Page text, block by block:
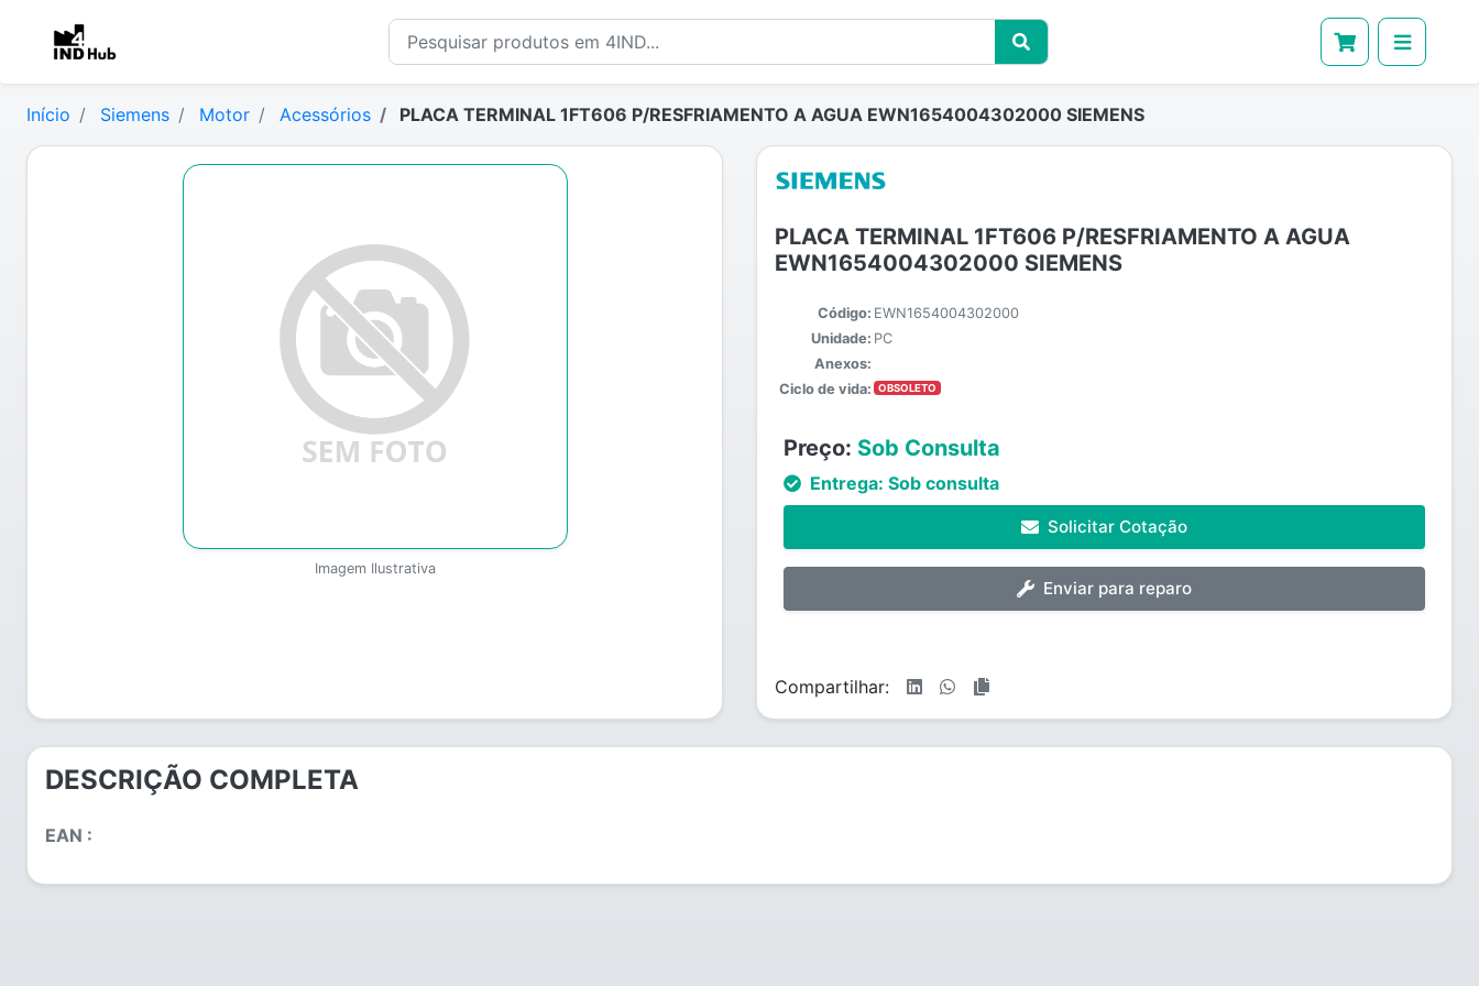
Início Siemens Motor Acessórios PLACA TERMINAL 1FT606 P/RESFRIAMENTO A AGUA EWN1654004302000 SIEMENS
Imagem Ilustrativa
PLACA TERMINAL 1FT606 P/RESFRIAMENTO A AGUA
EWN1654004302000 SIEMENS
Código: EWN1654004302000
Unidade: PC
Anexos:
Ciclo de vida:
OBSOLETO
Preço: Sob Consulta
Entrega: Sob consulta
Solicitar Cotação
Enviar para reparo
Compartilhar:
DESCRIÇÃO COMPLETA
EAN :